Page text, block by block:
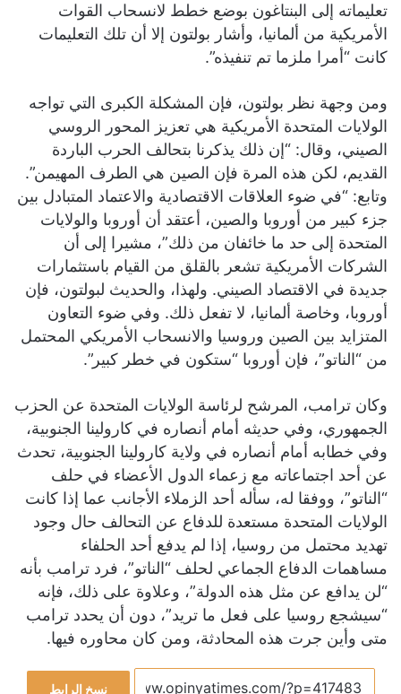
تعليماته إلى البنتاغون بوضع خطط لانسحاب القوات
الأمريكية من ألمانيا، وأشار بولتون إلا أن تلك التعليمات
كانت “أمرا ملزما تم تنفيذه”.
ومن وجهة نظر بولتون، فإن المشكلة الكبرى التي تواجه
الولايات المتحدة الأمريكية هي تعزيز المحور الروسي
الصيني، وقال: “إن ذلك يذكرنا بتحالف الحرب الباردة
القديم، لكن هذه المرة فإن الصين هي الطرف المهيمن”.
وتابع: “في ضوء العلاقات الاقتصادية والاعتماد المتبادل بين
جزء كبير من أوروبا والصين، أعتقد أن أوروبا والولايات
المتحدة إلى حد ما خائفان من ذلك”، مشيرا إلى أن
الشركات الأمريكية تشعر بالقلق من القيام باستثمارات
جديدة في الاقتصاد الصيني. ولهذا، والحديث لبولتون، فإن
أوروبا، وخاصة ألمانيا، لا تفعل ذلك. وفي ضوء التعاون
المتزايد بين الصين وروسيا والانسحاب الأمريكي المحتمل
من “الناتو”، فإن أوروبا “ستكون في خطر كبير”.
وكان ترامب، المرشح لرئاسة الولايات المتحدة عن الحزب
الجمهوري، وفي حديثه أمام أنصاره في كارولينا الجنوبية،
وفي خطابه أمام أنصاره في ولاية كارولينا الجنوبية، تحدث
عن أحد اجتماعاته مع زعماء الدول الأعضاء في حلف
“الناتو”، ووفقا له، سأله أحد الزملاء الأجانب عما إذا كانت
الولايات المتحدة مستعدة للدفاع عن التحالف حال وجود
تهديد محتمل من روسيا، إذا لم يدفع أحد الحلفاء
مساهمات الدفاع الجماعي لحلف “الناتو”، فرد ترامب بأنه
“لن يدافع عن مثل هذه الدولة”، وعلاوة على ذلك، فإنه
“سيشجع روسيا على فعل ما تريد”، دون أن يحدد ترامب
متى وأين جرت هذه المحادثة، ومن كان محاوره فيها.
نسخ الرابط